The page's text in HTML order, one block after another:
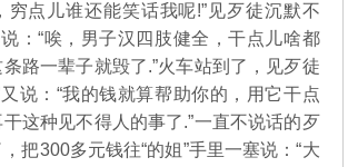
穷点儿谁还能笑话我呢!”见歹徒沉默不
：“唉，男子汉四肢健全，干点儿啥都
路一辈子就毁了.”火车站到了，见歹徒
说：“我的钱就算帮助你的，用它干点
这种见不得人的事了.”一直不说话的歹
把300多元钱往“的姐”手里一塞说：“大